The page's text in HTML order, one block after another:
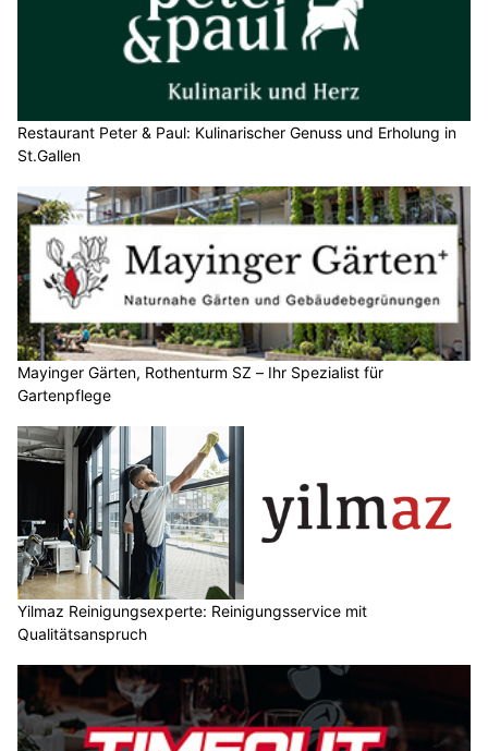
Restaurant Peter & Paul: Kulinarischer Genuss und Erholung in
St.Gallen
Mayinger Gärten, Rothenturm SZ – Ihr Spezialist für
Gartenpflege
Yilmaz Reinigungsexperte: Reinigungsservice mit
Qualitätsanspruch